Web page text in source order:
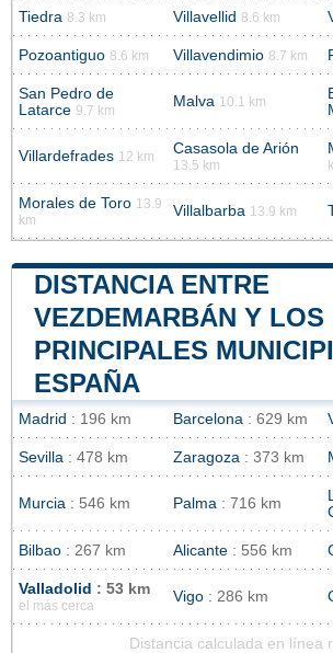
Tiedra 8.3 km Villavellid 8.6 km
Pozoantiguo 8.6 km Villavendimio 8.7 km
San Pedro de
Latarce 9.7 km
Malva 10.1 km
Villardefrades 12 km Casasola de Arión
13.5 km
Morales de Toro 13.9
km
Villalbarba 13.9 km
DISTANCIA ENTRE
VEZDEMARBÁN Y LOS
PRINCIPALES
ESPAÑA
Madrid : 196 km Barcelona : 629 km
Sevilla : 478 km Zaragoza : 373 km
Murcia : 546 km Palma : 716 km
Bilbao : 267 km Alicante : 556 km
Valladolid : 53 km
el más cerca
Vigo : 286 km
Distancia calculada en línea